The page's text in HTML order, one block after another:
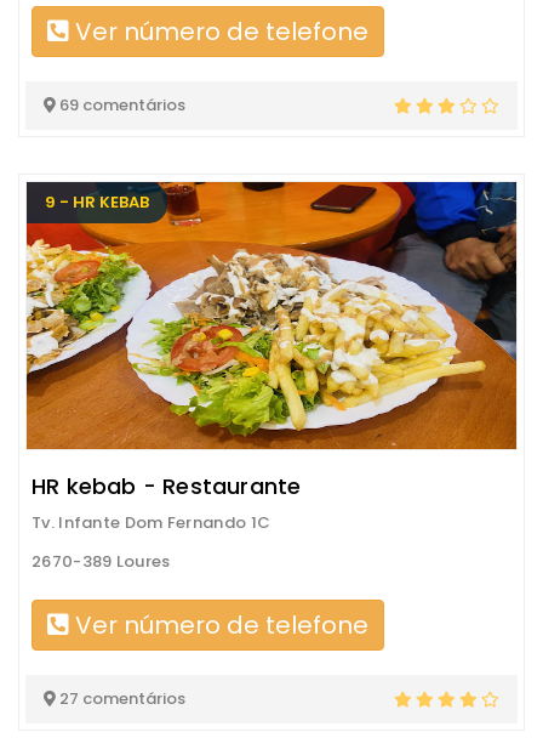
Ver número de telefone
69 comentários
9 - HR KEBAB
HR kebab - Restaurante
Tv. Infante Dom Fernando 1C
2670-389 Loures
Ver número de telefone
27 comentários